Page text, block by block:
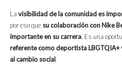
La visibilidad de la comunidad es
por eso que su colaboración con Nike
importante en su carrera. Es una
referente como deportista
al cambio social.